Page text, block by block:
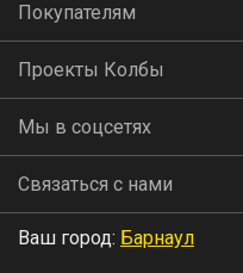
Покупателям
Проекты Колбы
Мы в соцсетях
Связаться с нами
Ваш город: Барнаул